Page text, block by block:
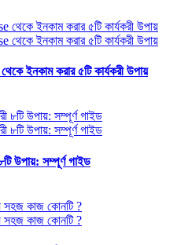
ইনকাম করার ৫টি কার্যকরী উপায়
উপায়: সম্পূর্ণ গাইড